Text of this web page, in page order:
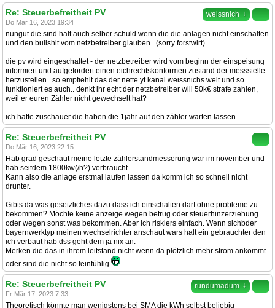
weissnich ↓
Re: Steuerbefreitheit PV
Do Mär 16, 2023 19:34
nungut die sind halt auch selber schuld wenn die die anlagen nicht einschalten
und den bullshit vom netzbetreiber glauben.. (sorry forstwirt)
die pv wird eingeschaltet - der netzbetreiber wird vom beginn der einspeisung
informiert und aufgefordert einen eichrechtskonformen zustand der messstelle
herzustellen.. so empfiehlt das der nette yt kanal weissnichs welt und so
funktioniert es auch.. denkt ihr echt der netzbetreiber will 50k€ strafe zahlen,
weil er euren Zähler nicht gewechselt hat?
ich hatte zuschauer die haben die 1jahr auf den zähler warten lassen...
Re: Steuerbefreitheit PV
Do Mär 16, 2023 22:15
Hab grad geschaut meine letzte zählerstandmesserung war im november und
hab seitdem 1800kw(/h?) verbraucht.
Kann also die anlage erstmal laufen lassen da komm ich so schnell nicht
drunter.
Gibts da was gesetzliches dazu dass ich einschalten darf ohne probleme zu
bekommen? Möchte keine anzeige wegen betrug oder steuerhinzerziehung
oder wegen sonst was bekommen. Aber ich riskiers einfach. Wenn sichbder
bayernwerktyp meinen wechselrichter anschaut wars halt ein gebrauchter den
ich verbaut hab dss geht dem ja nix an.
Merken die das in ihrem leitstand nicht wenn da plötzlich mehr strom ankommt
oder sind die nicht so feinfühlig
rundumadum ↓
Re: Steuerbefreitheit PV
Fr Mär 17, 2023 7:33
Theoretisch könnte man wenigstens bei SMA die kWh selbst beliebig